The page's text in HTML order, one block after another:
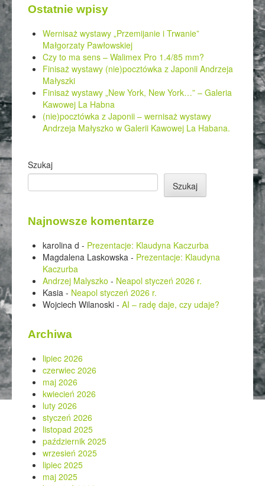
Ostatnie wpisy
Wernisaż wystawy „Przemijanie i Trwanie”
Małgorzaty Pawłowskiej
Czy to ma sens – Walimex Pro 1.4/85 mm?
Finisaż wystawy (nie)pocztówka z Japonii Andrzeja
Małyszki
Finisaż wystawy „New York, New York…” – Galeria
Kawowej La Habna
(nie)pocztówka z Japonii – wernisaż wystawy
Andrzeja Małyszko w Galerii Kawowej La Habana.
Szukaj
Szukaj
Najnowsze komentarze
karolina d - Prezentacje: Klaudyna Kaczurba
Magdalena Laskowska - Prezentacje: Klaudyna
Kaczurba
Andrzej Malyszko - Neapol styczeń 2026 r.
Kasia - Neapol styczeń 2026 r.
Wojciech Wilanoski -AI – radę daje, czy udaje?
Archiwa
lipiec 2026
czerwiec 2026
maj 2026
kwiecień 2026
luty 2026
styczeń 2026
listopad 2025
październik 2025
wrzesień 2025
lipiec 2025
maj 2025